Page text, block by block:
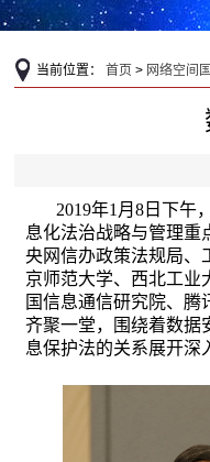
当前位置： 首页 > 网络空间
2019年1月8日下午
息化法治战略与管理重
央网信办政策法规局、
京师范大学、西北工业
国信息通信研究院、
齐聚一堂，围绕着数据
息保护法的关系展开深